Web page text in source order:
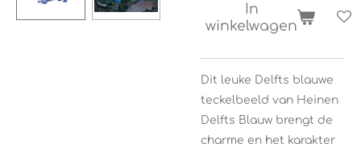
In
winkelwagen
Dit leuke Delfts blauwe
teckelbeeld van Heinen
Delfts Blauw brengt de
charme en het karakter